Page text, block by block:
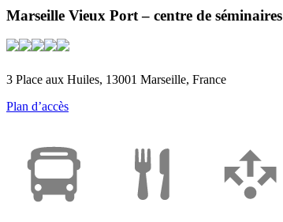
Marseille Vieux Port – centre de séminaires
3 Place aux Huiles, 13001 Marseille, France
Plan d’accès